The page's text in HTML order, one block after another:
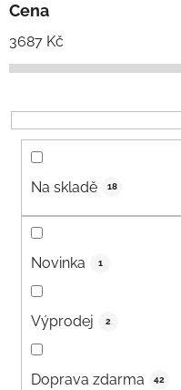
Cena
3687 Kč
Na skladě 18
Novinka 1
Výprodej 2
Doprava zdarma 42